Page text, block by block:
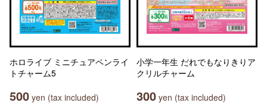
ホロライブ ミニチュアペンライ
トチャーム5
500 yen (tax included)
小学一年生 だれでもなりきりア
クリルチャーム
300 yen (tax included)